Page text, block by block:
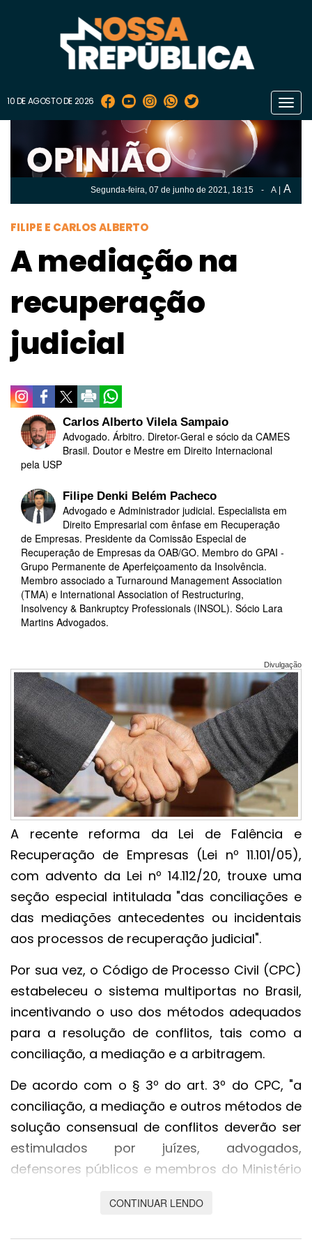
10 DE AGOSTO DE 2026
Segunda-feira, 07 de junho de 2021, 18:15 - A A
FILIPE E CARLOS ALBERTO
A mediação na
recuperação
judicial
Carlos Alberto Vilela Sampaio
Advogado. Árbitro. Diretor-Geral e sócio da CAMES
Brasil. Doutor e Mestre em Direito Internacional
pela USP
Filipe Denki Belém Pacheco
Advogado e Administrador judicial. Especialista em
Direito Empresarial com ênfase em Recuperação
de Empresas. Presidente da Comissão Especial de
Recuperação de Empresas da OAB/GO. Membro do GPAI -
Grupo Permanente de Aperfeiçoamento da Insolvência.
Membro associado a Turnaround Management Association
(TMA) e International Association of Restructuring,
Insolvency & Bankruptcy Professionals (INSOL). Sócio Lara
Martins Advogados.
Divulgação
A recente reforma da Lei de Falência e
Recuperação de Empresas (Lei nº 11.101/05),
com advento da Lei nº 14.112/20, trouxe uma
seção especial intitulada "das conciliações e
das mediações antecedentes ou incidentais
aos processos de recuperação judicial".
Por sua vez, o Código de Processo Civil (CPC)
estabeleceu o sistema multiportas no Brasil,
incentivando o uso dos métodos adequados
para a resolução de conflitos, tais como a
conciliação, a mediação e a arbitragem.
De acordo com o § 3º do art. 3º do CPC, "a
conciliação, a mediação e outros métodos de
solução consensual de conflitos deverão ser
estimulados por juízes, advogados,
defensores públicos e membros do Ministério
judicial". O artigo 334, por sua vez, dispõe
CONTINUAR LENDO